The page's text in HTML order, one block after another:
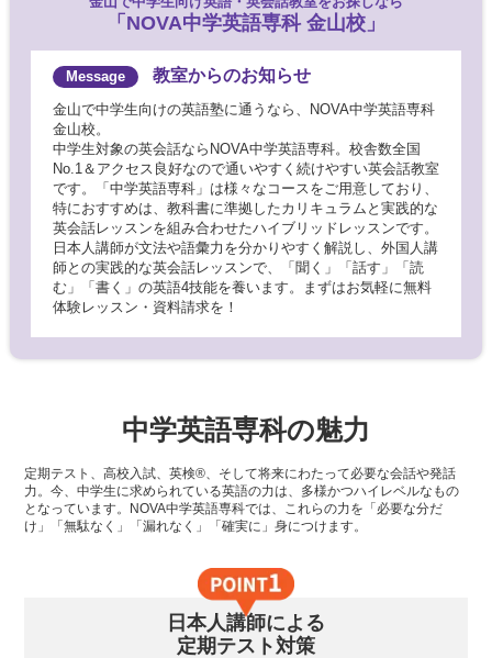
「NOVA中学英語専科 金山校」
教室からのお知らせ
金山で中学生向けの英語塾に通うなら、NOVA中学英語専科
金山校。
中学生対象の英会話ならNOVA中学英語専科。校舎数全国
No.1＆アクセス良好なので通いやすく続けやすい英会話教室
です。「中学英語専科」は様々なコースをご用意しており、
特におすすめは、教科書に準拠したカリキュラムと実践的な
英会話レッスンを組み合わせたハイブリッドレッスンです。
日本人講師が文法や語彙力を分かりやすく解説し、外国人講
師との実践的な英会話レッスンで、「聞く」「話す」「読
む」「書く」の英語4技能を養います。まずはお気軽に無料
体験レッスン・資料請求を！
中学英語専科の魅力
定期テスト、高校入試、英検®、そして将来にわたって必要な会話や発話
力。今、中学生に求められている英語の力は、多様かつハイレベルなもの
となっています。NOVA中学英語専科では、これらの力を「必要な分だ
け」「無駄なく」「漏れなく」「確実に」身につけます。
日本人講師による
定期テスト対策